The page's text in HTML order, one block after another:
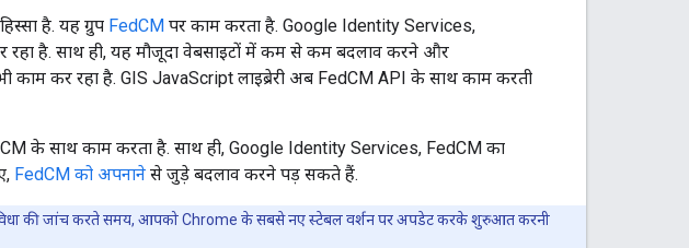
है. यह ग्रुप FedCM पर काम करता है. Google Identity Services,
रहा है. साथ ही, यह मौजूदा वेबसाइटों में कम से कम बदलाव करने और
काम कर रहा है. GIS JavaScript लाइब्रेरी अब FedCM API के साथ काम करती
के साथ काम करता है. साथ ही, Google Identity Services, FedCM का
FedCM को अपनाने से जुड़े बदलाव करने पड़ सकते हैं.
की जांच करते समय, आपको Chrome के सबसे नए स्टेबल वर्शन पर अपडेट करके शुरुआत करनी